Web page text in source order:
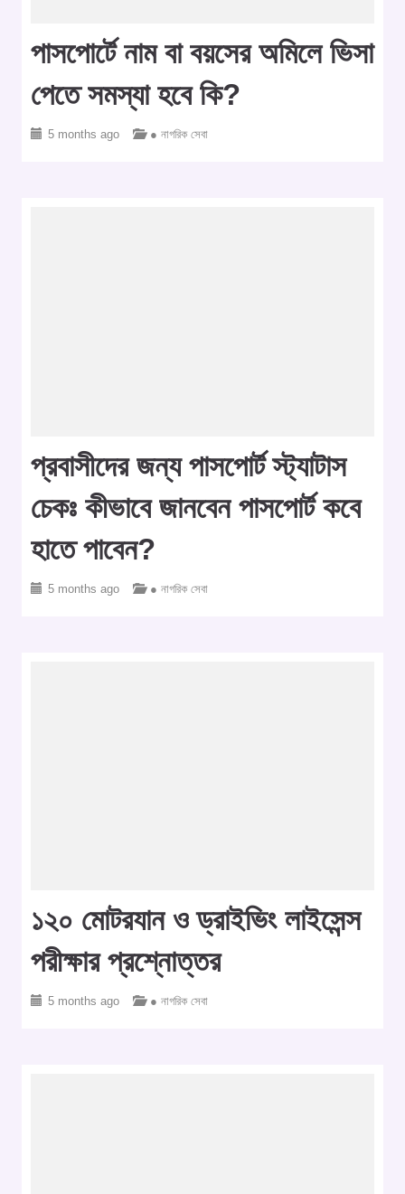
পাসপোর্টে নাম বা বয়সের অমিলে ভিসা
পেতে সমস্যা হবে কি?
5 months ago ● নাগরিক সেবা
প্রবাসীদের জন্য পাসপোর্ট স্ট্যাটাস
চেকঃ কীভাবে জানবেন পাসপোর্ট কবে
হাতে পাবেন?
5 months ago ● নাগরিক সেবা
১২০ মোটরযান ও ড্রাইভিং লাইসেন্স
পরীক্ষার প্রশ্নোত্তর
5 months ago ● নাগরিক সেবা